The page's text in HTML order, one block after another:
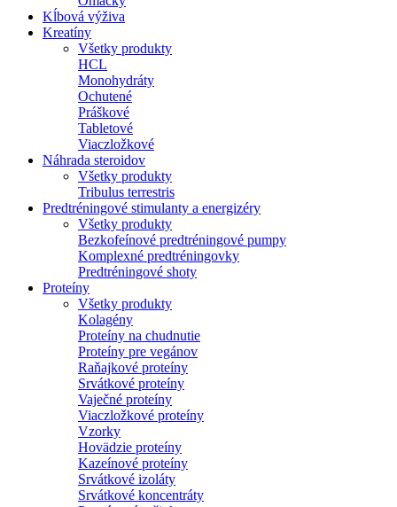
Kĺbová výživa
Kreatíny
Všetky produkty
HCL
Monohydráty
Ochutené
Práškové
Tabletové
Viaczložkové
Náhrada steroidov
Všetky produkty
Tribulus terrestris
Predtréningové stimulanty a energizéry
Všetky produkty
Bezkofeínové predtréningové pumpy
Komplexné predtréningovky
Predtréningové shoty
Proteíny
Všetky produkty
Kolagény
Proteíny na chudnutie
Proteíny pre vegánov
Raňajkové proteíny
Srvátkové proteíny
Vaječné proteíny
Viaczložkové proteíny
Vzorky
Hovädzie proteíny
Kazeínové proteíny
Srvátkové izoláty
Srvátkové koncentráty